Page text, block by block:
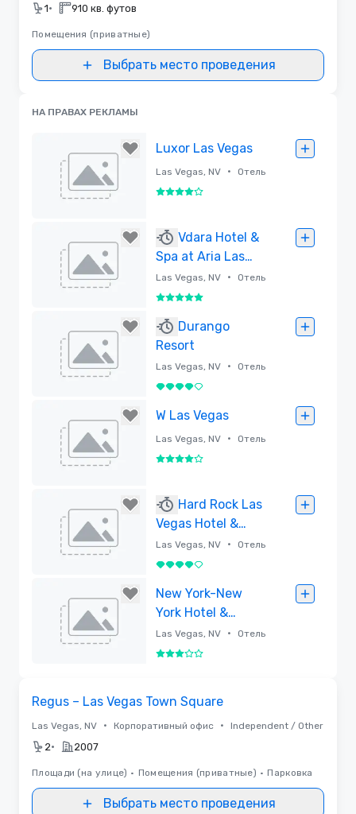
1• 910 кв. футов
Помещения (приватные)
Выбрать место проведения
НА ПРАВАХ РЕКЛАМЫ
Luxor Las Vegas
Las Vegas, NV • Отель
4 из 5
Vdara Hotel &
Spa at Aria Las
Vegas
Las Vegas, NV • Отель
5 из 5
Durango
Resort
Las Vegas, NV • Отель
4 из 5
W Las Vegas
Las Vegas, NV • Отель
4 из 5
Hard Rock Las
Vegas Hotel &
Casino
Las Vegas, NV • Отель
4 из 5
New York-New
York Hotel &
Casino
Las Vegas, NV • Отель
3 из 5
Regus – Las Vegas Town Square
Las Vegas, NV • Корпоративный офис • Independent / Other
2• 2007
Площади (на улице) • Помещения (приватные) • Парковка
Выбрать место проведения